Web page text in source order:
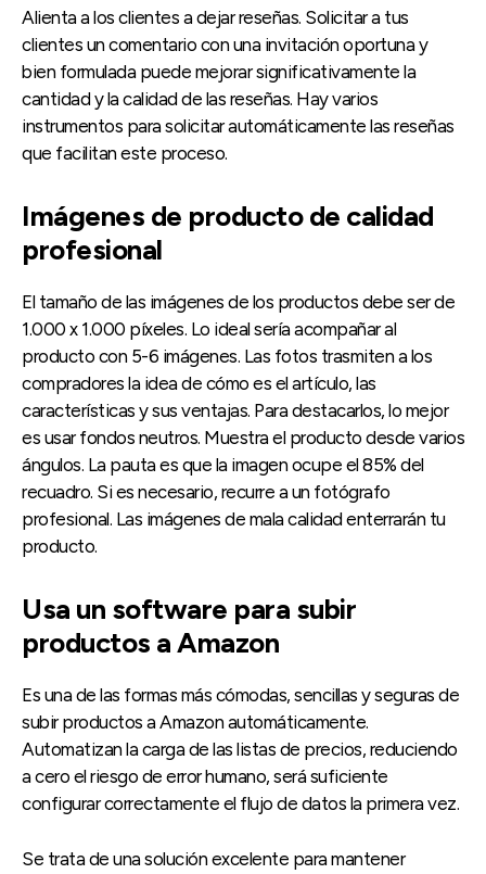
Alienta a los clientes a dejar reseñas. Solicitar a tus
clientes un comentario con una invitación oportuna y
bien formulada puede mejorar significativamente la
cantidad y la calidad de las reseñas. Hay varios
instrumentos para solicitar automáticamente las reseñas
que facilitan este proceso.
Imágenes de producto de calidad
profesional
El tamaño de las imágenes de los productos debe ser de
1.000 x 1.000 píxeles. Lo ideal sería acompañar al
producto con 5-6 imágenes. Las fotos trasmiten a los
compradores la idea de cómo es el artículo, las
características y sus ventajas. Para destacarlos, lo mejor
es usar fondos neutros. Muestra el producto desde varios
ángulos. La pauta es que la imagen ocupe el 85% del
recuadro. Si es necesario, recurre a un fotógrafo
profesional. Las imágenes de mala calidad enterrarán tu
producto.
Usa un software para subir
productos a Amazon
Es una de las formas más cómodas, sencillas y seguras de
subir productos a Amazon automáticamente.
Automatizan la carga de las listas de precios, reduciendo
a cero el riesgo de error humano, será suficiente
configurar correctamente el flujo de datos la primera vez.
Se trata de una solución excelente para mantener